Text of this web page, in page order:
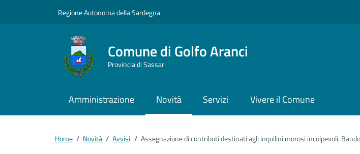
Regione Autonoma della Sardegna
Comune di Golfo Aranci
Provincia di Sassari
Amministrazione Novità Servizi Vivere il Comune
Home / Novità / Avvisi / Assegnazione di contributi destinati agli inquilini morosi incolpevoli.